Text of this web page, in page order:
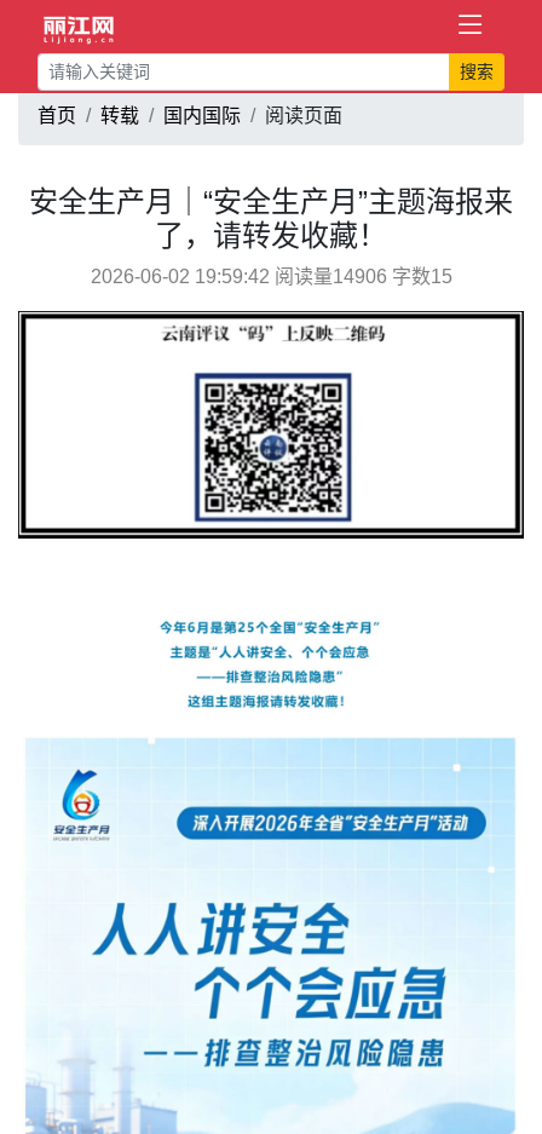
搜索
首页 转载 国内国际 阅读页面
安全生产月｜“安全生产月”主题海报来
了，请转发收藏！
2026-06-02 19:59:42 阅读量14906 字数15